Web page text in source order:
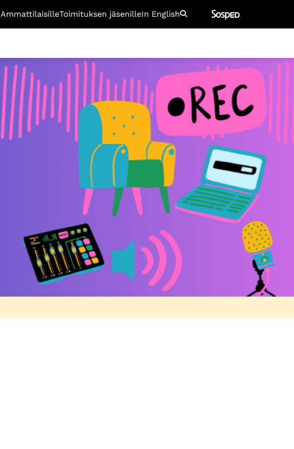
AmmattilaisilleToimituksen jäsenilleIn English Etsi